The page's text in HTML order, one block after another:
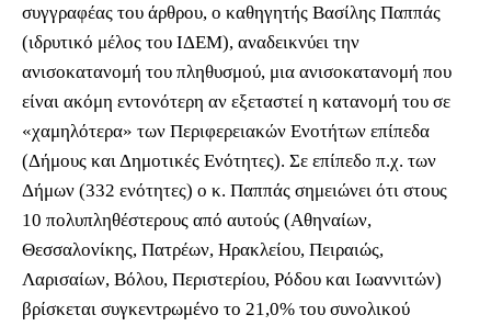
συγγραφέας του άρθρου, ο καθηγητής Βασίλης Παππάς
(ιδρυτικό μέλος του ΙΔΕΜ), αναδεικνύει την
ανισοκατανομή του πληθυσμού, μια ανισοκατανομή που
είναι ακόμη εντονότερη αν εξεταστεί η κατανομή του σε
«χαμηλότερα» των Περιφερειακών Ενοτήτων επίπεδα
(Δήμους και Δημοτικές Ενότητες). Σε επίπεδο π.χ. των
Δήμων (332 ενότητες) ο κ. Παππάς σημειώνει ότι στους
10 πολυπληθέστερους από αυτούς (Αθηναίων,
Θεσσαλονίκης, Πατρέων, Ηρακλείου, Πειραιώς,
Λαρισαίων, Βόλου, Περιστερίου, Ρόδου και Ιωαννιτών)
βρίσκεται συγκεντρωμένο το 21,0% του συνολικού